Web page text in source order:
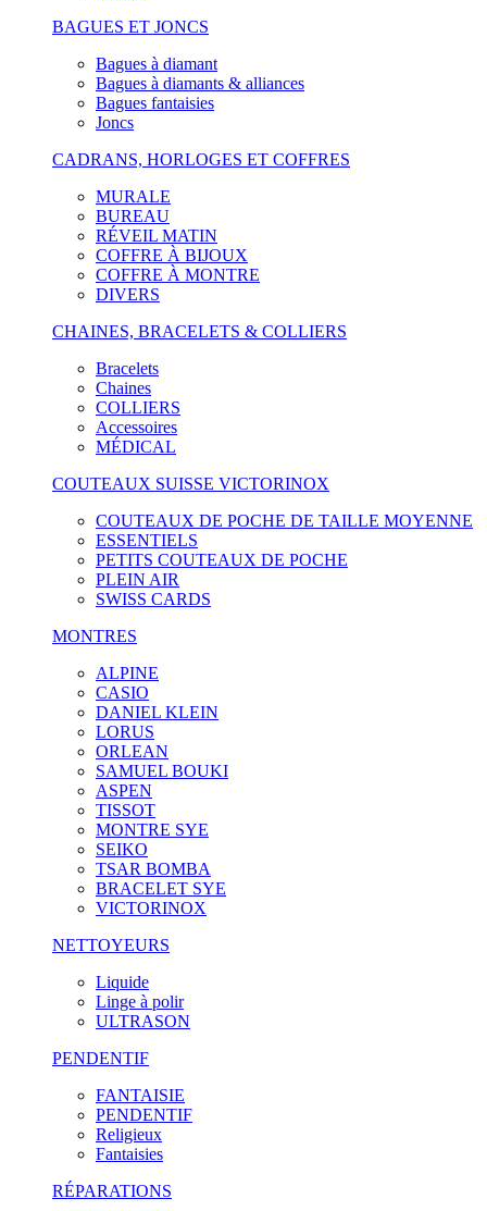
BAGUES ET JONCS
Bagues à diamant
Bagues à diamants & alliances
Bagues fantaisies
Joncs
CADRANS, HORLOGES ET COFFRES
MURALE
BUREAU
RÉVEIL MATIN
COFFRE À BIJOUX
COFFRE À MONTRE
DIVERS
CHAINES, BRACELETS & COLLIERS
Bracelets
Chaines
COLLIERS
Accessoires
MÉDICAL
COUTEAUX SUISSE VICTORINOX
COUTEAUX DE POCHE DE TAILLE MOYENNE
ESSENTIELS
PETITS COUTEAUX DE POCHE
PLEIN AIR
SWISS CARDS
MONTRES
ALPINE
CASIO
DANIEL KLEIN
LORUS
ORLEAN
SAMUEL BOUKI
ASPEN
TISSOT
MONTRE SYE
SEIKO
TSAR BOMBA
BRACELET SYE
VICTORINOX
NETTOYEURS
Liquide
Linge à polir
ULTRASON
PENDENTIF
FANTAISIE
PENDENTIF
Religieux
Fantaisies
RÉPARATIONS